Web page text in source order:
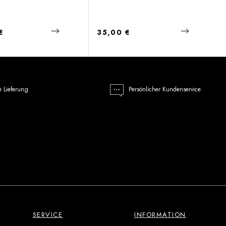
Regulärer Preis:
35,00 €
Lieferung Persönlicher Kundenservice
SERVICE
INFORMATION